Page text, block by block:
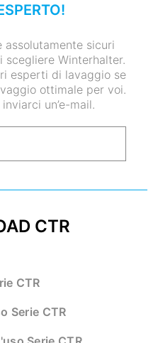
assolutamente sicuri
scegliere Winterhalter.
esperti di lavaggio se
ottimale per voi.
un’e-mail.
CTR
CTR
Serie CTR